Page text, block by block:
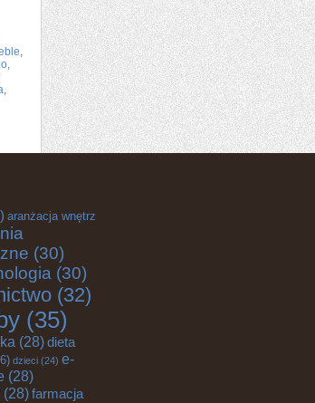
,
,
,
aranżacja wnętrz
(30)
(30)
(32)
(35)
(28)dieta
dzieci (24) e-
(28)
(28)farmacja